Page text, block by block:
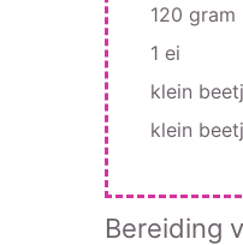
120
1 ei
klein
klein
Bereiding